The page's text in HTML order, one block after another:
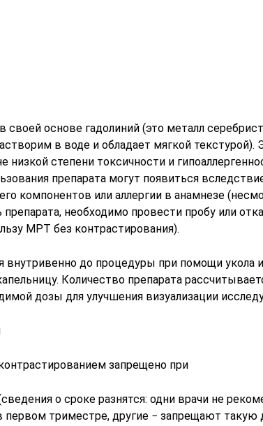
своей основе гадолиний (это металл
в воде и обладает мягкой текстурой).
низкой степени токсичности и
препарата могут появиться
компонентов или аллергии в анамнезе
препарата, необходимо провести пробу или
МРТ без контрастирования).
внутривенно до процедуры при помощи укола
Количество препарата
дозы для улучшения визуализации
запрещено при
о сроке разнятся: одни врачи не
первом триместре, другие − запрещают такую